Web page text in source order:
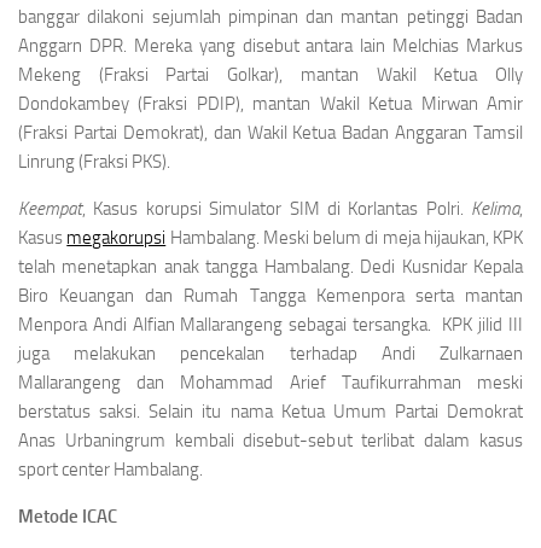
banggar dilakoni sejumlah pimpinan dan mantan petinggi Badan
Anggarn DPR. Mereka yang disebut antara lain Melchias Markus
Mekeng (Fraksi Partai Golkar), mantan Wakil Ketua Olly
Dondokambey (Fraksi PDIP), mantan Wakil Ketua Mirwan Amir
(Fraksi Partai Demokrat), dan Wakil Ketua Badan Anggaran Tamsil
Linrung (Fraksi PKS).
Keempat, Kasus korupsi Simulator SIM di Korlantas Polri. Kelima,
Kasus megakorupsi Hambalang. Meski belum di meja hijaukan, KPK
telah menetapkan anak tangga Hambalang. Dedi Kusnidar Kepala
Biro Keuangan dan Rumah Tangga Kemenpora serta mantan
Menpora Andi Alfian Mallarangeng sebagai tersangka. KPK jilid III
juga melakukan pencekalan terhadap Andi Zulkarnaen
Mallarangeng dan Mohammad Arief Taufikurrahman meski
berstatus saksi. Selain itu nama Ketua Umum Partai Demokrat
Anas Urbaningrum kembali disebut-sebut terlibat dalam kasus
sport center Hambalang.
Metode ICAC